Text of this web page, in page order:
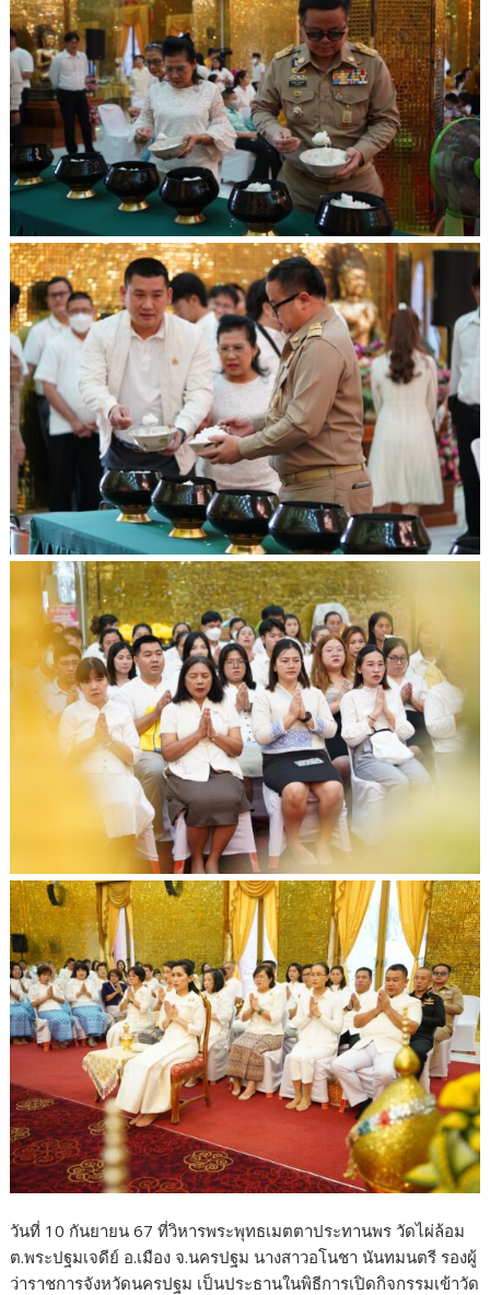
วันที่ 10 กันยายน 67 ที่วิหารพระพุทธเมตตาประทานพร วัดไผ่ล้อม
ต.พระปฐมเจดีย์ อ.เมือง จ.นครปฐม นางสาวอโนชา นันทมนตรี รองผู้
ว่าราชการจังหวัดนครปฐม เป็นประธานในพิธีการเปิดกิจกรรมเข้าวัด